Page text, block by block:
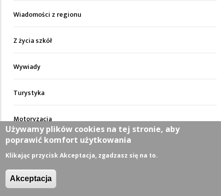
Wiadomości z regionu
Z życia szkół
Wywiady
Turystyka
Motoryzacja
Artykuły
Nieruchomości
Używamy plików cookies na tej stronie, aby
poprawić komfort użytkowania
Klikając przycisk Akceptacja, zgadzasz się na to.
Akceptacja